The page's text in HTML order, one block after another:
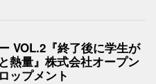
VOL.2『終了後に学生が
熱量』株式会社オープン
ップメント